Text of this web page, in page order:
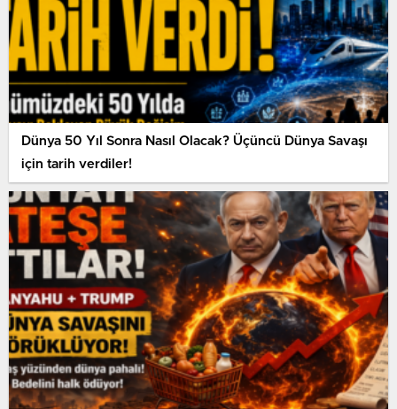
Dünya 50 Yıl Sonra Nasıl Olacak? Üçüncü Dünya Savaşı
için tarih verdiler!